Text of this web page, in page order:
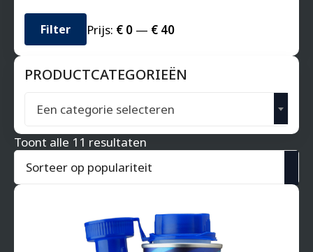
Min.
prijs
Max.
prijsFilter Prijs: € 0 — € 40
PRODUCTCATEGORIEËN
Een categorie selecteren
Toont alle 11 resultaten
populariteit